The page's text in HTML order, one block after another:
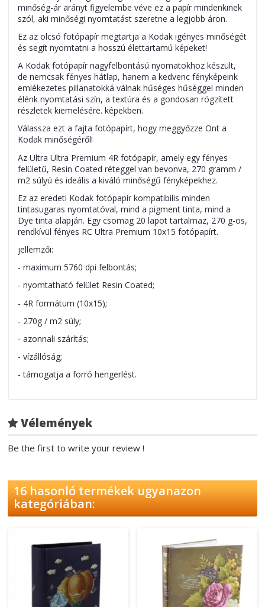
minőség-ár arányt figyelembe véve ez a papír mindenkinek
szól, aki minőségi nyomtatást szeretne a legjobb áron.
Ez az olcsó fotópapír megtartja a Kodak igényes minőségét
és segít nyomtatni a hosszú élettartamú képeket!
A Kodak fotópapír nagyfelbontású nyomatokhoz készült,
de nemcsak fényes hátlap, hanem a kedvenc fényképeink
emlékezetes pillanatokká válnak hűséges hűséggel minden
élénk nyomtatási szín, a textúra és a gondosan rögzített
részletek kiemelésére. képekben.
Válassza ezt a fajta fotópapírt, hogy meggyőzze Önt a
Kodak minőségéről!
Az Ultra Ultra Premium 4R fotópapír, amely egy fényes
felületű, Resin Coated réteggel van bevonva, 270 gramm /
m2 súlyú és ideális a kiváló minőségű fényképekhez.
Ez az eredeti Kodak fotópapír kompatibilis minden
tintasugaras nyomtatóval, mind a pigment tinta, mind a
Dye tinta alapján. Egy csomag 20 lapot tartalmaz, 270 g-os,
rendkívül fényes RC Ultra Premium 10x15 fotópapírt.
jellemzői:
- maximum 5760 dpi felbontás;
- nyomtatható felület Resin Coated;
- 4R formátum (10x15);
- 270g / m2 súly;
- azonnali szárítás;
- vízállóság;
- támogatja a forró hengerlést.
Vélemények
Be the first to write your review !
16 hasonló termékek ugyanazon
kategóriában: